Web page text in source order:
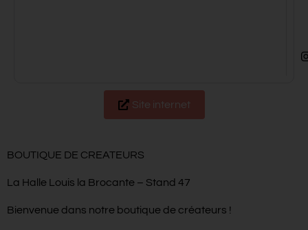
Site internet
BOUTIQUE DE CREATEURS
La Halle Louis la Brocante – Stand 47
Bienvenue dans notre boutique de créateurs !